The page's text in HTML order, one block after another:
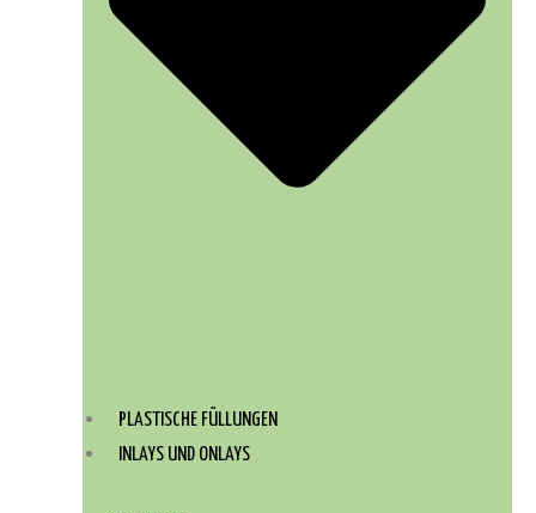
PLASTISCHE FÜLLUNGEN
INLAYS UND ONLAYS